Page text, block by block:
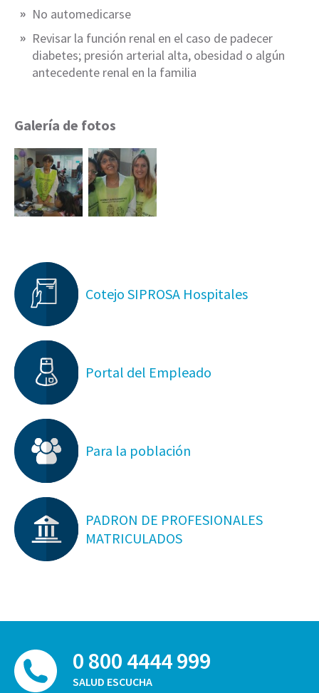
No automedicarse
Revisar la función renal en el caso de padecer
diabetes; presión arterial alta, obesidad o algún
antecedente renal en la familia
Galería de fotos
Cotejo SIPROSA Hospitales
Portal del Empleado
Para la población
PADRON DE PROFESIONALES
MATRICULADOS
0 800 4444 999
SALUD ESCUCHA